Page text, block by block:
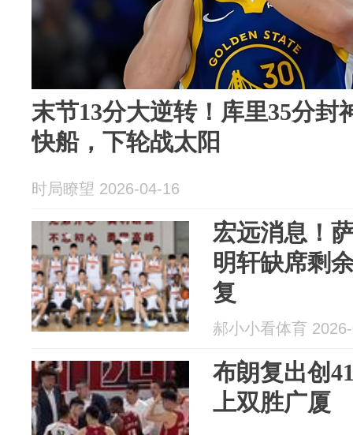
末节13分大逆转！库里35分封
快船，下轮战太阳
时局瞭望 2026-04-16
宏远消息！
明轩缺席剩
复
郝小小看体育
布朗复出创
上双胜广厦